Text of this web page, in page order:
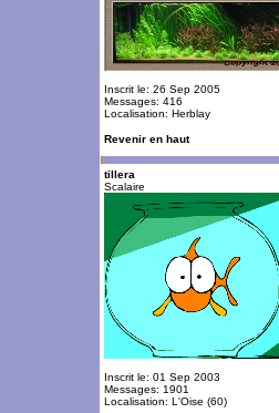
Inscrit le: 26 Sep 2005
Messages: 416
Localisation: Herblay
Revenir en haut
tillera
Scalaire
Inscrit le: 01 Sep 2003
Messages: 1901
Localisation: L'Oise (60)